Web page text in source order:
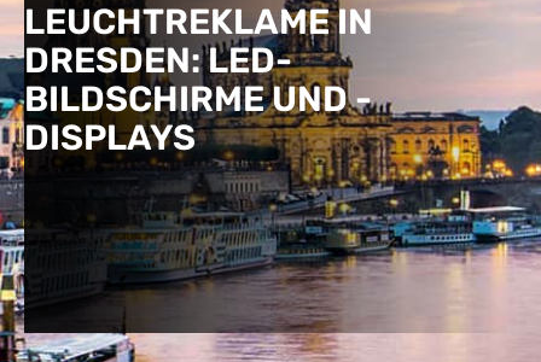
LEUCHTREKLAME IN
DRESDEN: LED-
BILDSCHIRME UND -
DISPLAYS